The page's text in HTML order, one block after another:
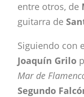
entre otros, de
guitarra de
Siguiendo con
Joaquín Grilo
Mar de
Segundo